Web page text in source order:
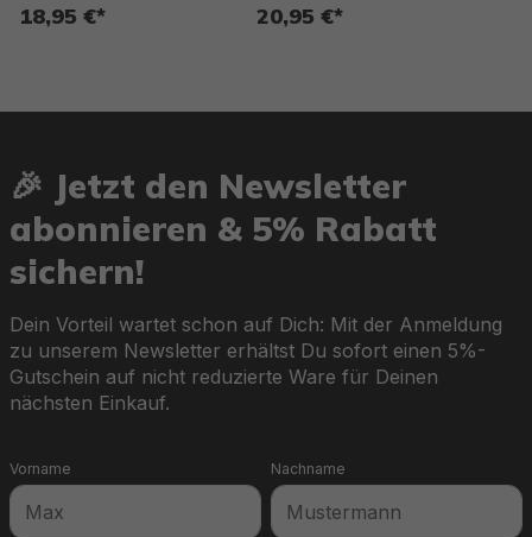
18,95 €* 20,95 €*
🎉 Jetzt den Newsletter
abonnieren & 5% Rabatt
sichern!
Dein Vorteil wartet schon auf Dich: Mit der Anmeldung
zu unserem Newsletter erhältst Du sofort einen 5%-
Gutschein auf nicht reduzierte Ware für Deinen
nächsten Einkauf.
Vorname Nachname